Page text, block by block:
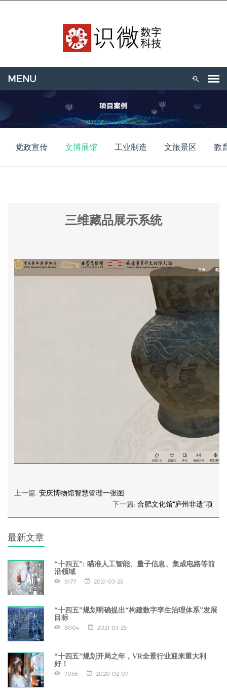
党政宣传 文博展馆 工业制造 文旅景区 教
三维藏品展示系统
上一篇: 安庆博物馆智慧管理一张图
下一篇: 合肥文化馆“庐州非遗”项
最新文章
“十四五”: 瞄准人工智能、量子信息、集成电路等前
沿领域
9177 2021-03-25
“十四五”规划明确提出“构建数字孪生治理体系”发展
目标
8004 2021-03-25
“十四五”规划开局之年，VR全景行业迎来重大利
好！
7056 2020-02-07